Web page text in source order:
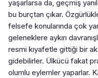
yaşarlarsa da, geçmiş
bu burçtan çıkar.
felsefe konularında çok
geleneklere aykırı
resmi kıyafetle gittiği bir
gidebilirler. Ülkücü fakat
olumlu eylemler yaparlar.